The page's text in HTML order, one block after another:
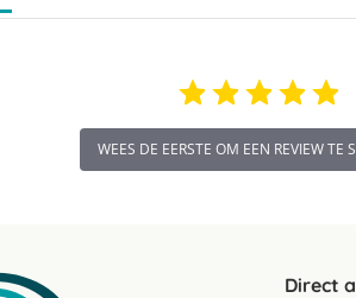
WEES DE EERSTE OM EEN REVIEW TE
Direct